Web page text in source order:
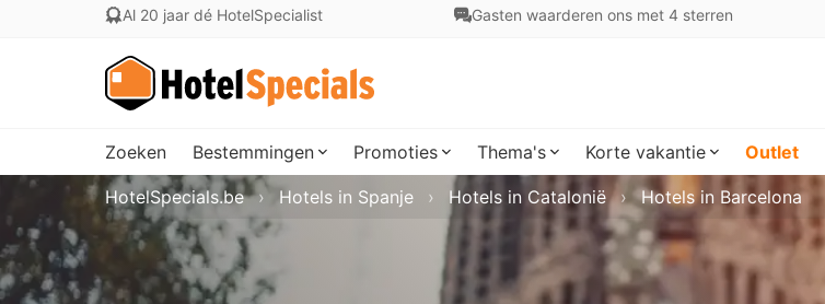
Al 20 jaar dé HotelSpecialist Gasten waarderen ons met 4 sterren
Zoeken Bestemmingen Promoties Thema's Korte vakantie Outlet
HotelSpecials.be Hotels in Spanje Hotels in Catalonië Hotels in Barcelona